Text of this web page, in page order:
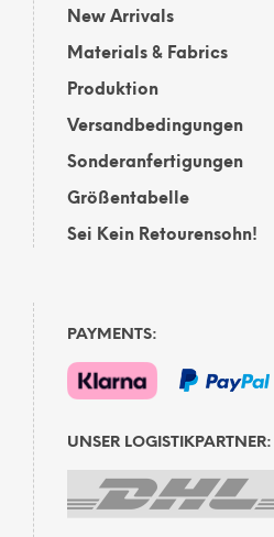
New Arrivals
Materials & Fabrics
Produktion
Versandbedingungen
Sonderanfertigungen
Größentabelle
Sei Kein Retourensohn!
PAYMENTS:
UNSER LOGISTIKPARTNER: